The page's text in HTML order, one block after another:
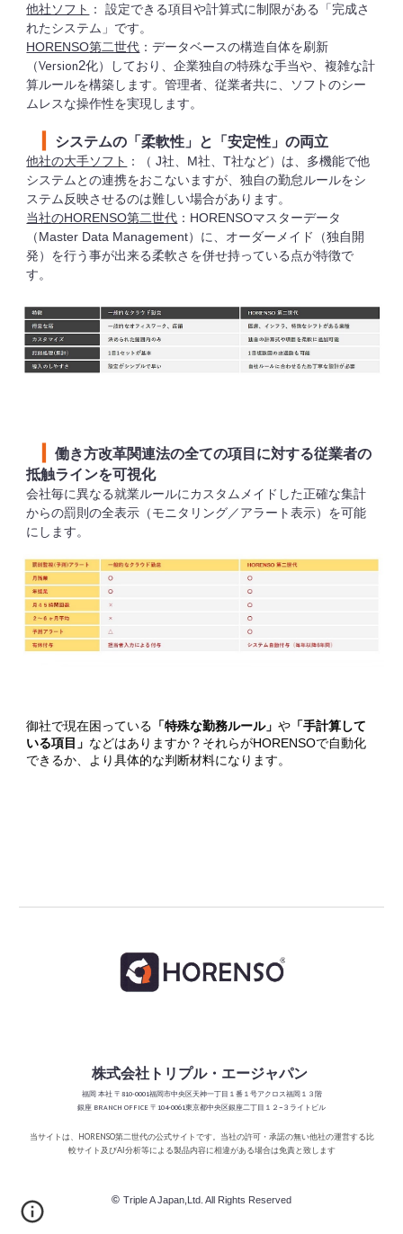
他社ソフト ： 設定できる項目や計算式に制限がある「完成さ
れたシステム」です。
HORENSO第二世代 ：データベースの構造自体を刷新
（Version2化）しており、企業独自の特殊な手当や、複雑な計
算ルールを構築します。管理者、従業者共に、ソフトのシー
ムレスな操作性を実現します。
システムの「柔軟性」と「安定性」の両立
他社の大手ソフト ：（J社、 M社、T社など）は、多機能で他
システムとの連携をおこないますが、独自の勤怠ルールをシ
ステム反映させるのは難しい場合があります。
当社のHORENSO第二世代 ： HORENSOマスターデータ
（Master Data Management）に、オーダーメイド（独自開
発）を行う事が出来る柔軟さを併せ持っている点が特徴で
す。
▎働き方改革関連法の全ての項目に対する従業者の
抵触ラインを可視化
会社毎に異なる就業ルールにカスタムメイドした正確な集計
からの罰則の全表示（モニタリング／アラート表示）を可能
にします。
御社で現在困っている 「特殊な勤務ルール」や 「手計算して
いる項目」 などはありますか？それらがHORENSOで自動化
できるか、より具体的な判断材料になります。
株式会社トリプル・エージャパン
福岡 本社 〒810-0001福岡市中央区天神一丁目１番１号アクロス福岡１３階
銀座 BRANCH OFFICE 〒104-0061東京都中央区銀座二丁目１２−３ライトビル
当サイトは、HORENSO第二世代の公式サイトです。当社の許可・承諾の無い他社の運営する比
較サイト及びAI 分析等による製品内容に相違がある場合は免責と致します
© Triple A Japan,Ltd. All Rights Reserved